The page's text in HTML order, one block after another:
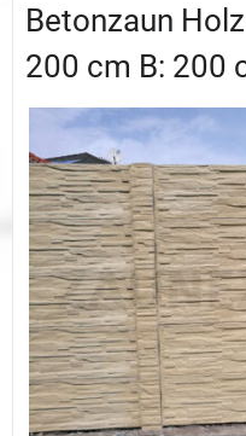
Betonzaun
200 cm B: 200